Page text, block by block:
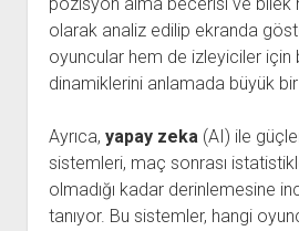
olarak analiz edilip ekranda
oyuncular hem de izleyiciler için
dinamiklerini anlamada büyük bir
Ayrıca, yapay zeka(AI) ile
sistemleri, maç sonrası
olmadığı kadar derinlemesine
tanıyor. Bu sistemler, hangi